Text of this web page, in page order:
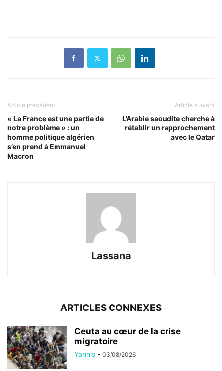
Article précédent
« La France est une partie de
notre problème » : un
homme politique algérien
s’en prend à Emmanuel
Macron
Article suivant
L’Arabie saoudite cherche à
rétablir un rapprochement
avec le Qatar
Lassana
ARTICLES CONNEXES
Ceuta au cœur de la crise
migratoire
Yannis - 03/08/2026